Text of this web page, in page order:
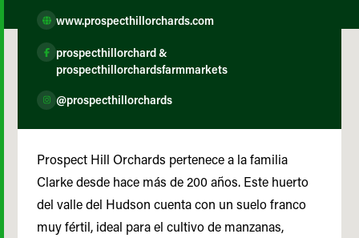
www.prospecthillorchards.com
prospecthillorchard &
prospecthillorchardsfarmmarkets
@prospecthillorchards
Prospect Hill Orchards pertenece a la familia
Clarke desde hace más de 200 años. Este huerto
del valle del Hudson cuenta con un suelo franco
muy fértil, ideal para el cultivo de manzanas,